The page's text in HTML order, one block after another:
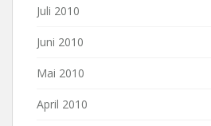
Juli 2010
Juni 2010
Mai 2010
April 2010